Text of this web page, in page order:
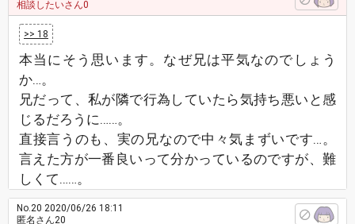
相談したいさん0
>> 18
本当にそう思います。なぜ兄は平気なのでしょう
か…。
兄だって、私が隣で行為していたら気持ち悪いと感
じるだろうに……。
直接言うのも、実の兄なので中々気まずいです…。
言えた方が一番良いって分かっているのですが、難
しくて……。
No.20 2020/06/26 18:11
匿名さん20